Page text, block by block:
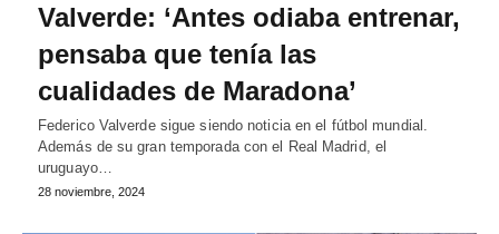
Valverde: ‘Antes odiaba entrenar,
pensaba que tenía las
cualidades de Maradona’
Federico Valverde sigue siendo noticia en el fútbol mundial.
Además de su gran temporada con el Real Madrid, el
uruguayo…
28 noviembre, 2024